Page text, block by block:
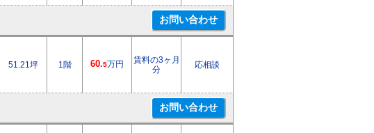
51.21坪 1階 60.5万円
賃料の3ヶ月
分
応相談